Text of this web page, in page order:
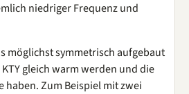
niedriger Frequenz und
möglichst symmetrisch aufgebaut
gleich warm werden und die
haben. Zum Beispiel mit zwei